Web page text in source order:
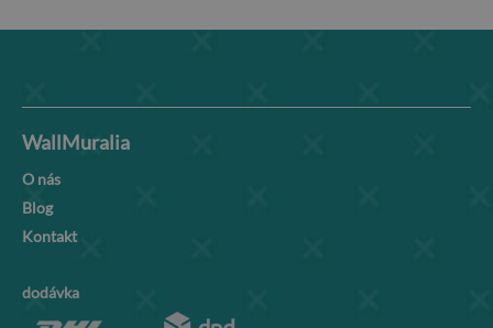
WallMuralia
O nás
Blog
Kontakt
dodávka